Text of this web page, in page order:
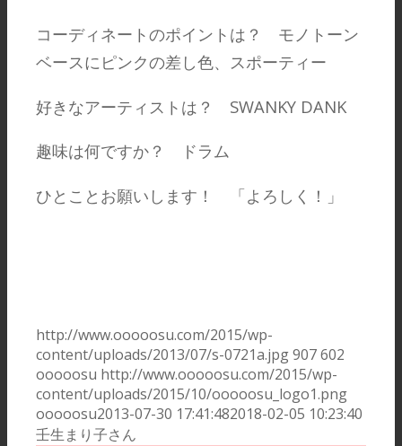
コーディネートのポイントは？ モノトーン
ベースにピンクの差し色、スポーティー
好きなアーティストは？ SWANKY DANK
趣味は何ですか？ ドラム
ひとことお願いします！ 「よろしく！」
http://www.ooooosu.com/2015/wp-
content/uploads/2013/07/s-0721a.jpg 907 602
ooooosu http://www.ooooosu.com/2015/wp-
content/uploads/2015/10/ooooosu_logo1.png
ooooosu2013-07-30 17:41:482018-02-05 10:23:40
壬生まり子さん